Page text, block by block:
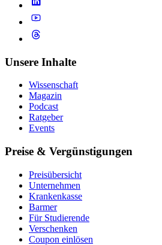
Unsere Inhalte
Wissenschaft
Magazin
Podcast
Ratgeber
Events
Preise & Vergünstigungen
Preisübersicht
Unternehmen
Krankenkasse
Barmer
Für Studierende
Ver­schen­ken
Coupon einlösen